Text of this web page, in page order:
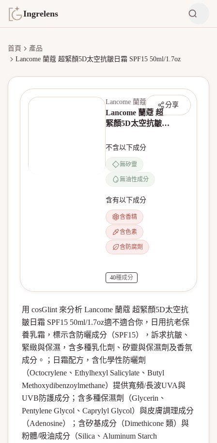
Ingrelens
首頁
產品
Lancome 蘭蔻 超緊顏5D太空抗皺日霜 SPF15 50ml/1.7oz
分享
Lancome 蘭蔻
Lancome 蘭蔻 超
緊顏5D太空抗皺日
50ml/1.7oz
不含以下成分
無矽靈
無油性成分
含有以下成分
含香精
含色素
含防腐劑
40種成分
用 cosGlint 來分析 Lancome 蘭蔻 超緊顏5D太空抗
皺日霜 SPF15 50ml/1.7oz適不適合你，日用抗老保
養乳霜，標示含防曬成分（SPF15），訴求抗皺、
緊緻與保濕，含多種乳化劑、矽靈與保濕劑及香氛
成分。；日霜配方，含化學性防曬劑
（Octocrylene、Ethylhexyl Salicylate、Butyl
Methoxydibenzoylmethane）提供寬頻/長波UVA與
UVB防護成分；含多種保濕劑（Glycerin、
Pentylene Glycol、Caprylyl Glycol）與皮膚調理成分
（Adenosine）；含矽基成分（Dimethicone 類）與
粉體/吸油成分（Silica、Aluminum Starch